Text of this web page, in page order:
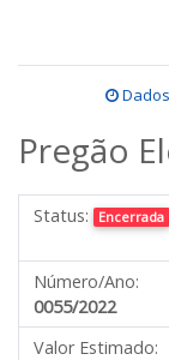
Pregão
Status: Encerrada
Número/Ano:
0055/2022
Valor Estimado: